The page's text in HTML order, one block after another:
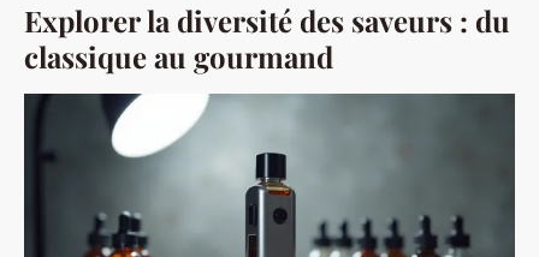
Explorer la diversité des saveurs : du
classique au gourmand